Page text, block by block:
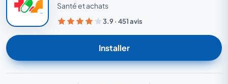
Santé et achats
3.9 · 451 avis
Installer